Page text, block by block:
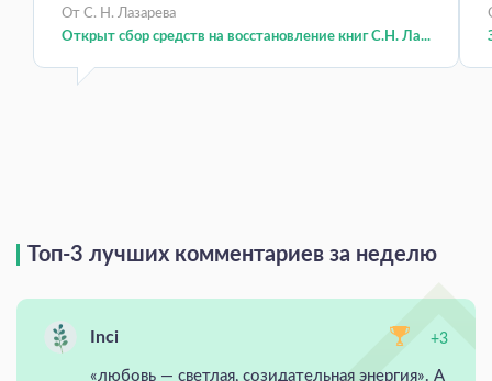
От С. Н. Лазарева
Открыт сбор средств на восстановление книг С.Н. Ла...
Топ-3 лучших комментариев за неделю
Inci +3
«любовь — светлая, созидательная энергия». А